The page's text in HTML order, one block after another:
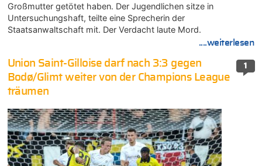
Großmutter getötet haben. Der Jugendlichen sitze in
Untersuchungshaft, teilte eine Sprecherin der
Staatsanwaltschaft mit. Der Verdacht laute Mord.
....weiterlesen
1
Union Saint-Gilloise darf nach 3:3 gegen
Bodø/Glimt weiter von der Champions League
träumen